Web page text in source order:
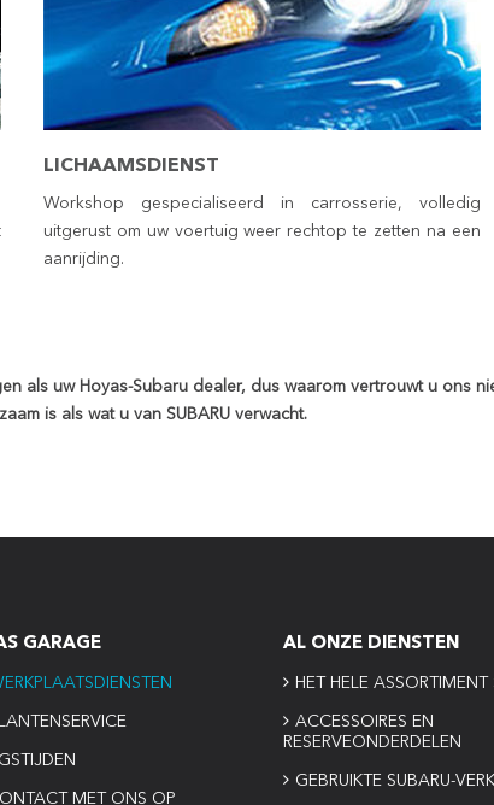
LICHAAMSDIENST
Workshop gespecialiseerd in carrosserie, volledig
uitgerust om uw voertuig weer rechtop te zetten na een
aanrijding.
als uw Hoyas-Subaru dealer, dus waarom vertrouwt u ons
is als wat u van SUBARU verwacht.
GARAGE
MET ONS OP
AL ONZE DIENSTEN
HET HELE ASSORTIMENT
ACCESSOIRES EN
RESERVEONDERDELEN
GEBRUIKTE SUBARU-